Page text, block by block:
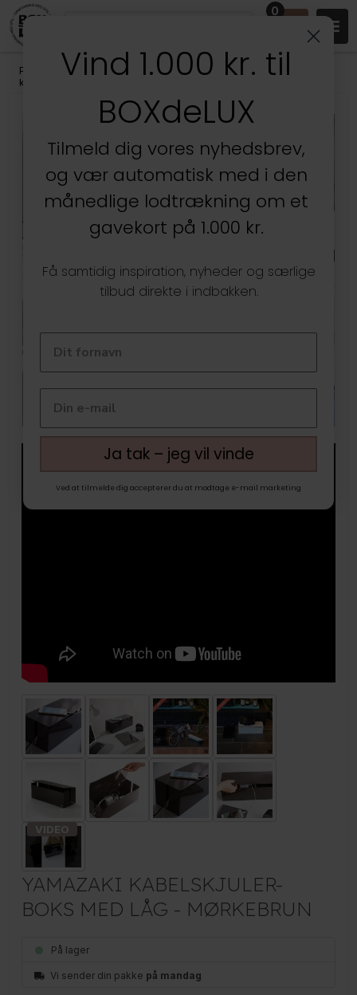
0
Produkter /Kontoret/Kontoropbevaring/
Lednings- &
kabelorganisering
YAMAZAKI KABELSKJULER-
BOKS MED LÅG - MØRKEBRUN
På lager
Vi sender din pakke på mandag
Vind 1.000 kr. til
BOXdeLUX
Tilmeld dig vores nyhedsbrev,
og vær automatisk med i den
månedlige lodtrækning om et
gavekort på 1.000 kr.
Få samtidig inspiration, nyheder og særlige
tilbud direkte i indbakken.
Ja tak – jeg vil vinde
Ved at tilmelde dig accepterer du at modtage e-mail marketing